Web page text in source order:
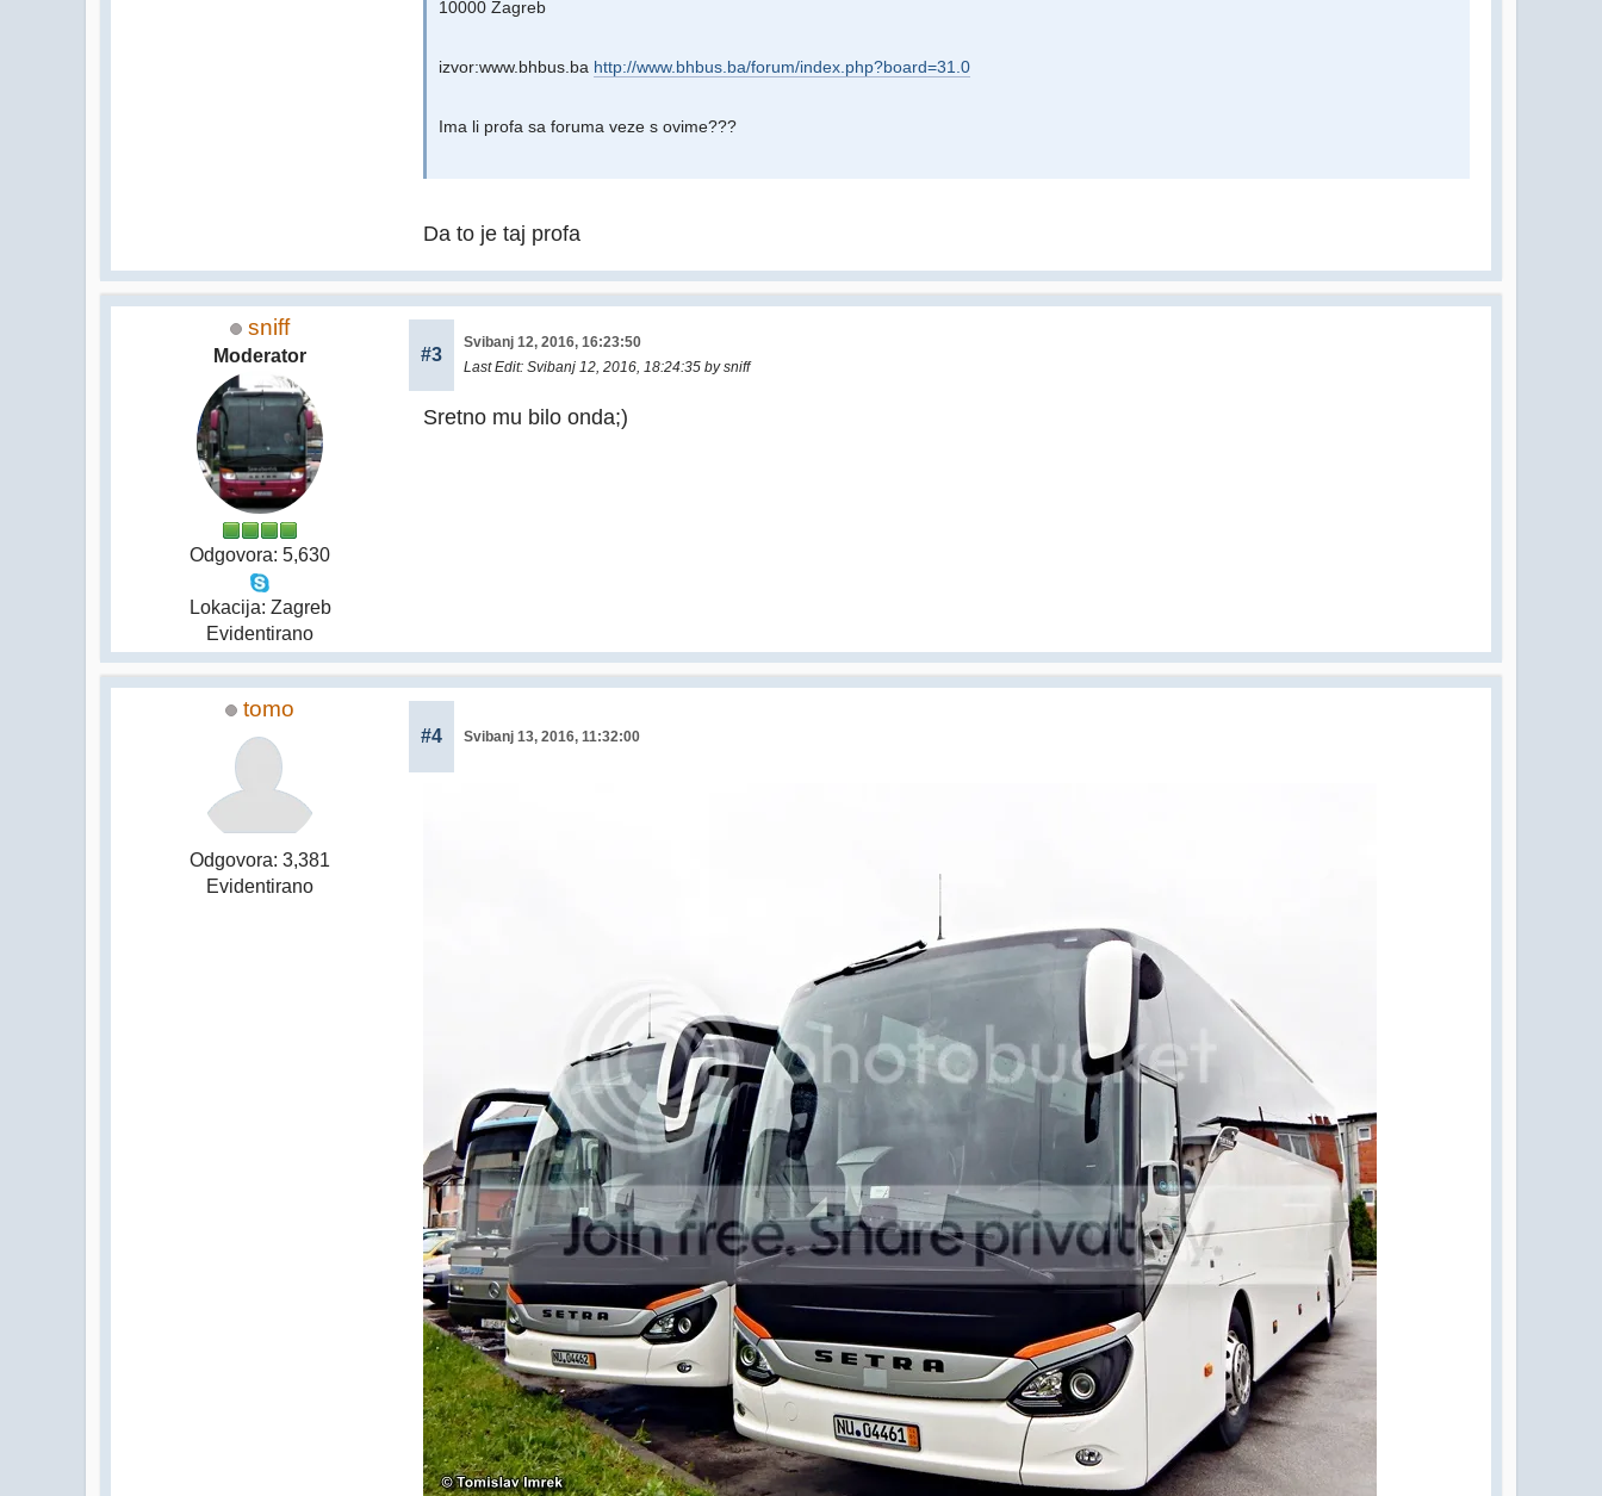
10000 Zagreb
izvor:www.bhbus.ba http://www.bhbus.ba/forum/index.php?board=31.0
Ima li profa sa foruma veze s ovime???
Da to je taj profa
sniff
Moderator
Odgovora: 5,630
Lokacija: Zagreb
Evidentirano
#3
Svibanj 12, 2016, 16:23:50
Last Edit: Svibanj 12, 2016, 18:24:35 by sniff
Sretno mu bilo onda;)
tomo
Odgovora: 3,381
Evidentirano
#4 Svibanj 13, 2016, 11:32:00